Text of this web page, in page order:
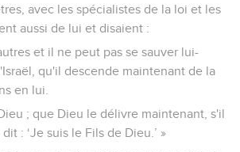
avec les spécialistes de la loi et les
aussi de lui et disaient :
et il ne peut pas se sauver lui-
qu'il descende maintenant de la
en lui.
; que Dieu le délivre maintenant, s'il
: ‘Je suis le Fils de Dieu.’ »